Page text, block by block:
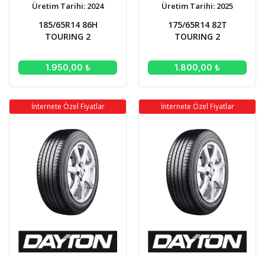
Üretim Tarihi: 2024
185/65R14 86H
TOURING 2
1.950,00 ₺
Üretim Tarihi: 2025
175/65R14 82T
TOURING 2
1.800,00 ₺
İnternete Özel Fiyatlar İnternete Özel Fiyatlar